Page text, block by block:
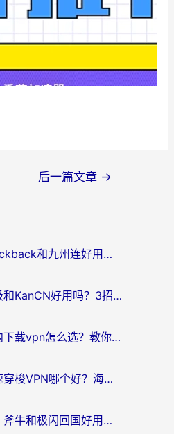
后一篇文章 →
海外党必看：Quickback和九州连好用吗？3步选对回国加速器实现无缝刷国内资源
海外党必看：云极和KanCN好用吗？3招教你选对回国加速器（附免费VPN避坑指南）
海外党必看：国内下载vpn怎么选？教你无缝访问国内资源的实用指南
Quickback和极速穿梭VPN哪个好？海外党亲测3招选对回国加速器，看这篇就够了
海外党避坑指南：斧牛和极闪回国好用吗？选对加速器才能无缝刷剧玩游戏